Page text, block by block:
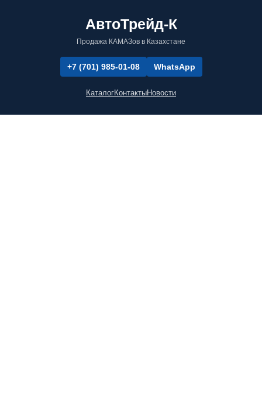
АвтоТрейд-К
Продажа КАМАЗов в Казахстане
+7 (701) 985-01-08 WhatsApp
КаталогКонтактыНовости